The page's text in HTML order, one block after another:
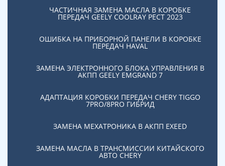
ЧАСТИЧНАЯ ЗАМЕНА МАСЛА В КОРОБКЕ
ПЕРЕДАЧ GEELY COOLRAY PЕСТ 2023
ОШИБКА НА ПРИБОРНОЙ ПАНЕЛИ В КОРОБКЕ
ПЕРЕДАЧ HAVAL
ЗАМЕНА ЭЛЕКТРОННОГО БЛОКА УПРАВЛЕНИЯ В
АКПП GEELY EMGRAND 7
АДАПТАЦИЯ КОРОБКИ ПЕРЕДАЧ CHERY TIGGO
7PRO/8PRO ГИБРИД
ЗАМЕНА МЕХАТРОНИКА В АКПП EXEED
ЗАМЕНА МАСЛА В ТРАНСМИССИИ КИТАЙСКОГО
АВТО CHERY